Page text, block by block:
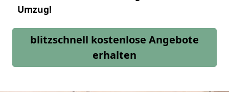
Umzug!
blitzschnell kostenlose Angebote
erhalten